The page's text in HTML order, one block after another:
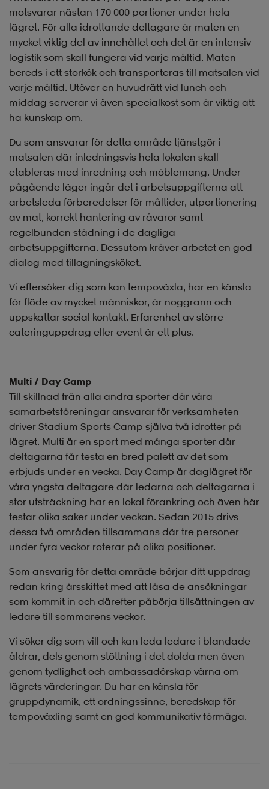
motsvarar nästan 170 000 portioner under hela
lägret. För alla idrottande deltagare är maten en
mycket viktig del av innehållet och det är en intensiv
logistik som skall fungera vid varje måltid. Maten
bereds i ett storkök och transporteras till matsalen vid
varje måltid. Utöver en huvudrätt vid lunch och
middag serverar vi även specialkost som är viktig att
ha kunskap om.
Du som ansvarar för detta område tjänstgör i
matsalen där inledningsvis hela lokalen skall
etableras med inredning och möblemang. Under
pågående läger ingår det i arbetsuppgifterna att
arbetsleda förberedelser för måltider, utportionering
av mat, korrekt hantering av råvaror samt
regelbunden städning i de dagliga
arbetsuppgifterna. Dessutom kräver arbetet en god
dialog med tillagningsköket.
Vi eftersöker dig som kan tempoväxla, har en känsla
för flöde av mycket människor, är noggrann och
uppskattar social kontakt. Erfarenhet av större
cateringuppdrag eller event är ett plus.
Multi / Day Camp
Till skillnad från alla andra sporter där våra
samarbetsföreningar ansvarar för verksamheten
driver Stadium Sports Camp själva två idrotter på
lägret. Multi är en sport med många sporter där
deltagarna får testa en bred palett av det som
erbjuds under en vecka. Day Camp är daglägret för
våra yngsta deltagare där ledarna och deltagarna i
stor utsträckning har en lokal förankring och även här
testar olika saker under veckan. Sedan 2015 drivs
dessa två områden tillsammans där tre personer
under fyra veckor roterar på olika positioner.
Som ansvarig för detta område börjar ditt uppdrag
redan kring årsskiftet med att läsa de ansökningar
som kommit in och därefter påbörja tillsättningen av
ledare till sommarens veckor.
Vi söker dig som vill och kan leda ledare i blandade
åldrar, dels genom stöttning i det dolda men även
genom tydlighet och ambassadörskap värna om
lägrets värderingar. Du har en känsla för
gruppdynamik, ett ordningssinne, beredskap för
tempoväxling samt en god kommunikativ förmåga.